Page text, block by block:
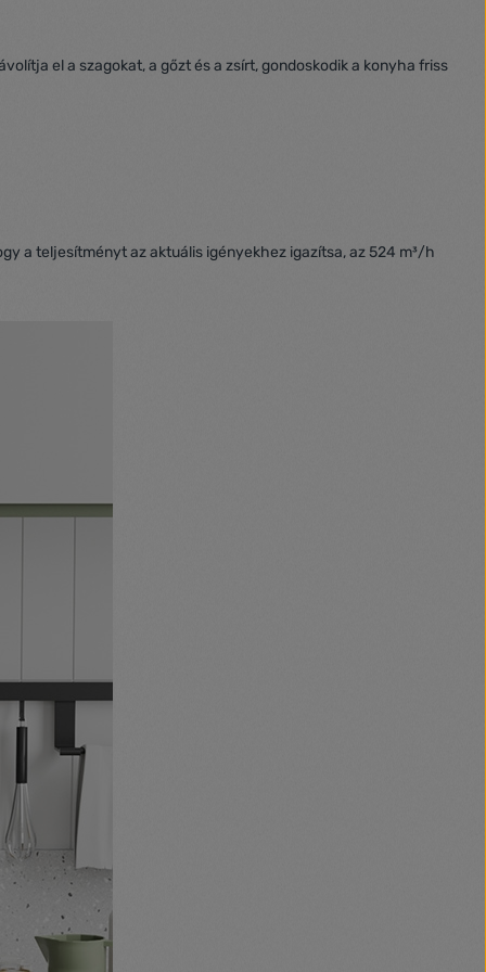
el a szagokat, a gőzt és a zsírt, gondoskodik a konyha friss
a teljesítményt az aktuális igényekhez igazítsa, az 524 m³/h